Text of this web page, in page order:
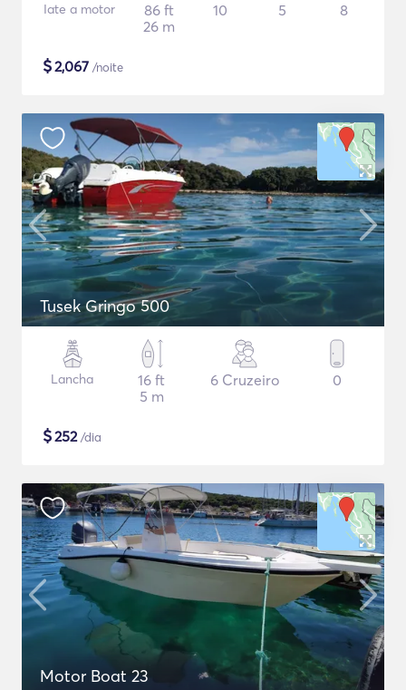
Iate a motor
86 ft
26 m
10 5 8
$2,067 /noite
Tusek Gringo 500
Lancha
16 ft
5 m
6 Cruzeiro 0
$252/dia
Motor Boat 23